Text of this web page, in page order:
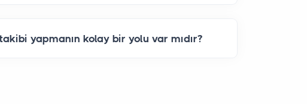
yapmanın kolay bir yolu var mıdır?